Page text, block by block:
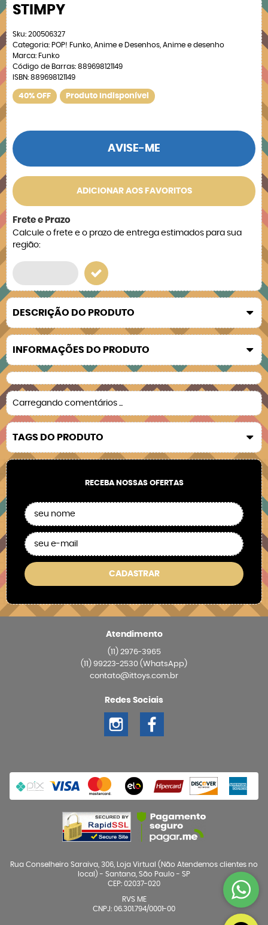
STIMPY
Sku: 200506327
Categoria: POP! Funko Anime e Desenhos Anime e desenho
Marca: Funko
Código de Barras: 889698121149
ISBN: 889698121149
40% OFF Produto Indisponível
AVISE-ME
ADICIONAR AOS FAVORITOS
Frete e Prazo
Calcule o frete e o prazo de entrega estimados para sua
região:
DESCRIÇÃO DO PRODUTO
INFORMAÇÕES DO PRODUTO
Carregando comentários ...
TAGS DO PRODUTO
RECEBA NOSSAS OFERTAS
CADASTRAR
Atendimento
(11)2976-3965
(11) 99223-2530 (WhatsApp)
contato@ittoys.com.br
Redes Sociais
Rua Conselheiro Saraiva, 306, Loja Virtual (Não Atendemos clientes no
local) - Santana, São Paulo - SP
CEP: 02037-020
RVS ME
CNPJ: 06.301.794/0001-00